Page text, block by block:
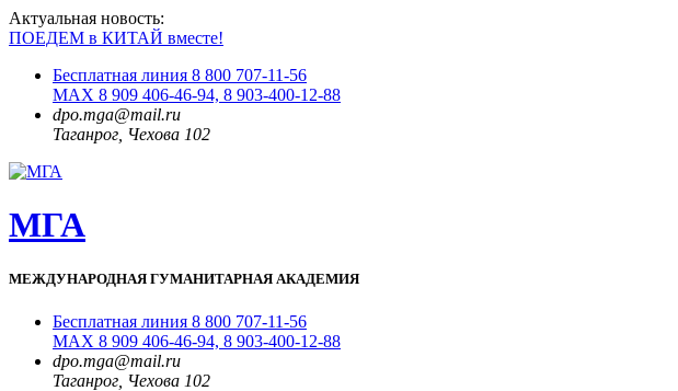
Актуальная новость:
ПОЕДЕМ в КИТАЙ вместе!
Бесплатная линия 8 800 707-11-56
MAX 8 909 406-46-94, 8 903-400-12-88
dpo.mga@mail.ru
Таганрог, Чехова 102
МГА
МЕЖДУНАРОДНАЯ ГУМАНИТАРНАЯ АКАДЕМИЯ
Бесплатная линия 8 800 707-11-56
MAX 8 909 406-46-94, 8 903-400-12-88
dpo.mga@mail.ru
Таганрог, Чехова 102